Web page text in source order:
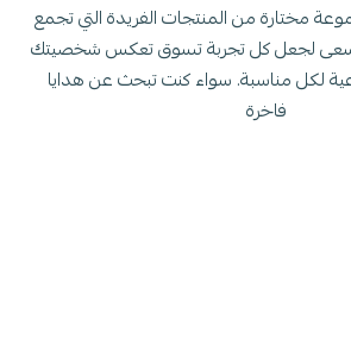
مختارة من المنتجات الفريدة التي تجمع
نسعى لجعل كل تجربة تسوق تعكس شخصيتك
لكل مناسبة. سواء كنت تبحث عن هدايا
فاخرة